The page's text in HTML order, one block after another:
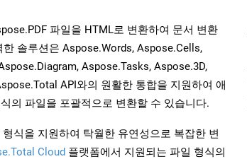
파일을 HTML로 변환하여 문서 변환
솔루션은 Aspose.Words, Aspose.Cells,
Aspose.Tasks, Aspose.3D,
API와의 원활한 통합을 지원하여 애
의 파일을 포괄적으로 변환할 수 있습니다.
식을 지원하여 탁월한 유연성으로 복잡한 변
Cloud 플랫폼에서 지원되는 파일 형식의